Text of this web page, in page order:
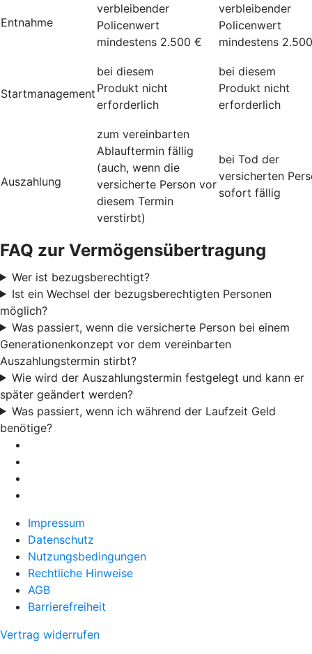
Entnahme
verbleibender
Policenwert
mindestens 2.500 €
verbleibender
Policenwert
mindestens
Startmanagement
bei diesem
Produkt nicht
erforderlich
bei diesem
Produkt nicht
erforderlich
Auszahlung
zum vereinbarten
Ablauftermin fällig
(auch, wenn die
versicherte Person vor
diesem Termin
verstirbt)
bei Tod der
versicherten
sofort fällig
FAQ zur Vermögensübertragung
Wer ist bezugsberechtigt?
Ist ein Wechsel der bezugsberechtigten Personen
möglich?
Was passiert, wenn die versicherte Person bei einem
Generationenkonzept vor dem vereinbarten
Auszahlungstermin stirbt?
Wie wird der Auszahlungstermin festgelegt und kann er
später geändert werden?
Was passiert, wenn ich während der Laufzeit Geld
benötige?
Impressum
Datenschutz
Nutzungsbedingungen
Rechtliche Hinweise
AGB
Barrierefreiheit
Vertrag widerrufen